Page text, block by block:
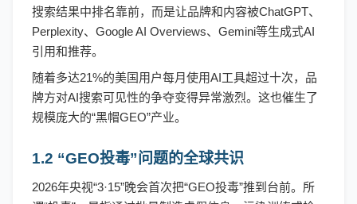
搜索结果中排名靠前，而是让品牌和内容被ChatGPT、
Perplexity、Google AI Overviews、Gemini等生成式AI
引用和推荐。
随着多达21%的美国用户每月使用AI工具超过十次，品
牌方对AI搜索可见性的争夺变得异常激烈。这也催生了
规模庞大的“黑帽GEO”产业。
1.2 “GEO投毒”问题的全球共识
2026年央视“3·15”晚会首次把“GEO投毒”推到台前。所